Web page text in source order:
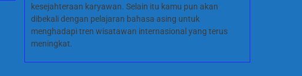
kesejahteraan karyawan. Selain itu kamu pun akan
dibekali dengan pelajaran bahasa asing untuk
menghadapi tren wisatawan internasional yang terus
meningkat.